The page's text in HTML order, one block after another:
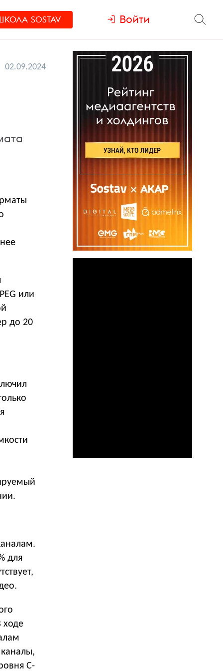
SOSTAV Войти
02.09.2024
или
до 20
для
ходе
C-